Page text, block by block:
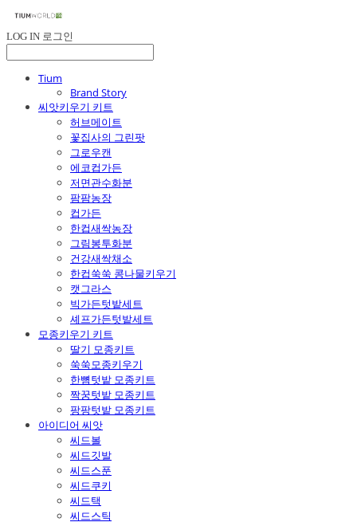
LOG IN 로그인
Tium
Brand Story
씨앗키우기 키트
허브메이트
꽃집사의 그린팟
그로우캔
에코컵가든
저면관수화분
팜팜농장
컵가든
한컵새싹농장
그림봉투화분
건강새싹채소
한컵쑥쑥 콩나물키우기
캣그라스
빅가든텃밭세트
셰프가든텃밭세트
모종키우기 키트
딸기 모종키트
쑥쑥모종키우기
한뼘텃밭 모종키트
짝꿍텃밭 모종키트
팡팡텃밭 모종키트
아이디어 씨앗
씨드볼
씨드깃발
씨드스푼
씨드쿠키
씨드택
씨드스틱